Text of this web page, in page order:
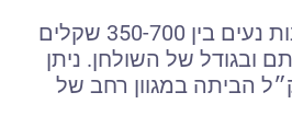
נעים בין 350-700 שקלים
ובגודל של השולחן. ניתן
הביתה במגוון רחב של